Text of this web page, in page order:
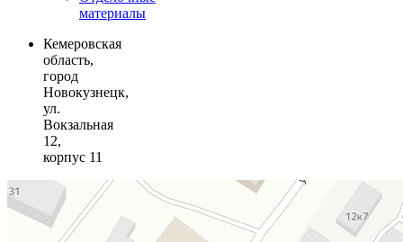
материалы
Кемеровская
область,
город
Новокузнецк,
ул.
Вокзальная
12,
корпус 11